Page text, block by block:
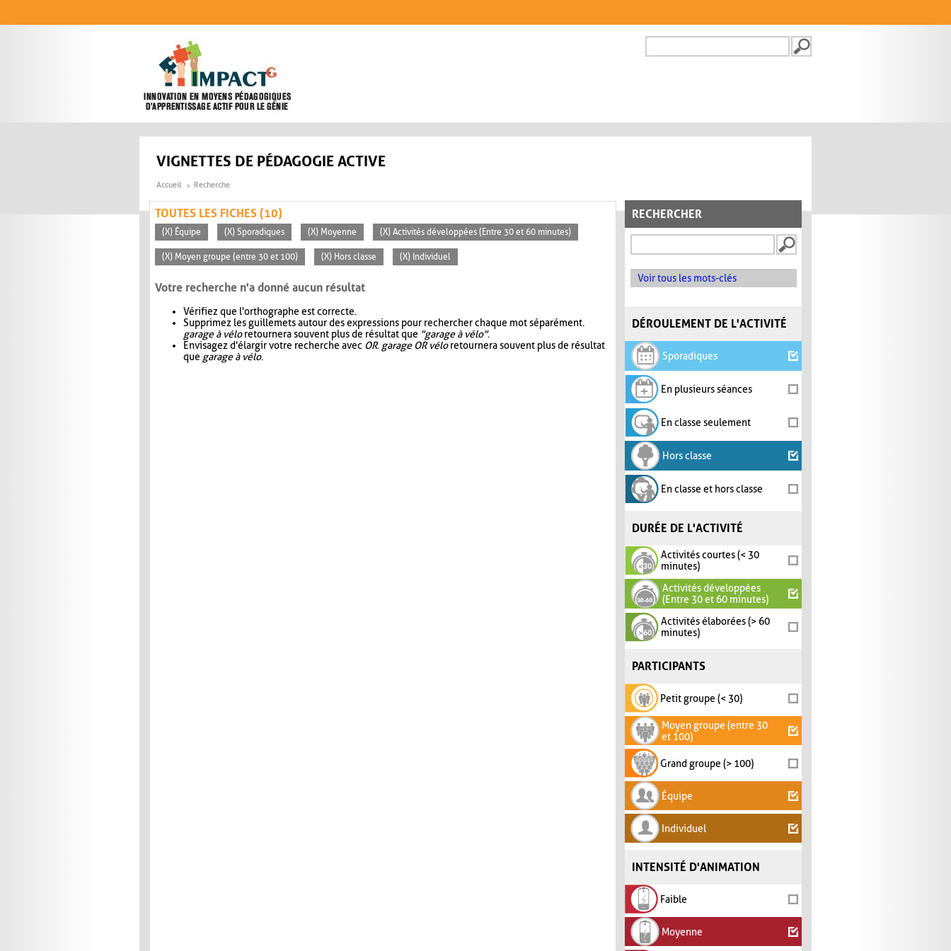
FORMULAIRE DE
VIGNETTES DE PÉDAGOGIE ACTIVE
Accueil Recherche
RECHERCHER
Voir tous les mots-clés
DÉROULEMENT DE L'ACTIVITÉ
Sporadiques
En plusieurs séances
En classe seulement
Hors classe
En classe et hors classe
DURÉE DE L'ACTIVITÉ
Activités courtes (< 30
minutes)
Activités développées
(Entre 30 et 60 minutes)
Activités élaborées (> 60
minutes)
PARTICIPANTS
Petit groupe (< 30)
Moyen groupe (entre 30
et 100)
Grand groupe (> 100)
Équipe
Individuel
INTENSITÉ D'ANIMATION
Faible
Moyenne
TOUTES LES FICHES (10)
(X) Équipe (X) Sporadiques (X) Moyenne (X) Activités développées (Entre 30 et 60 minutes)
(X) Moyen groupe (entre 30 et 100) (X) Hors classe (X) Individuel
Votre recherche n'a donné aucun résultat
Vérifiez que l'orthographe est correcte.
Supprimez les guillemets autour des expressions pour rechercher chaque mot séparément.
garage à véloretournera souvent plus de résultat que "garage à vélo".
Envisagez d'élargir votre recherche avec OR. garage OR véloretournera souvent plus de résultat
que garage à vélo.